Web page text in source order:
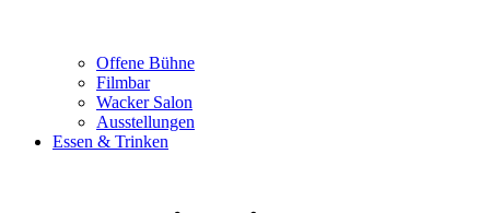
Offene Bühne
Filmbar
Wacker Salon
Ausstellungen
Essen & Trinken